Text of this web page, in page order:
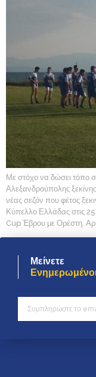
Με στόχο να δώσει τόπο
Αλεξανδρούπολης
νέας σεζόν που φέτος
Κύπελλο Ελλάδας στις
Cup Έβρου με Ορέστη.
Μείνετε